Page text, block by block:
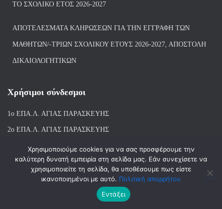
ΤΟ ΣΧΟΛΙΚΌ ΈΤΟΣ 2026-2027
ΑΠΟΤΕΛΈΣΜΑΤΑ ΚΛΗΡΏΣΕΩΝ ΓΙΑ ΤΗΝ ΕΓΓΡΑΦΉ ΤΩΝ
ΜΑΘΗΤΏΝ/-ΤΡΙΏΝ ΣΧΟΛΙΚΟΎ ΈΤΟΥΣ 2026-2027, ΑΠΟΣΤΟΛΉ
ΔΙΚΑΙΟΛΟΓΗΤΙΚΏΝ
Χρήσιμοι σύνδεσμοι
1ο ΕΠΑ.Λ. ΑΓΙΑΣ ΠΑΡΑΣΚΕΥΗΣ
2ο ΕΠΑ.Λ. ΑΓΙΑΣ ΠΑΡΑΣΚΕΥΗΣ
1ο Ε.Κ. ΑΓΙΑΣ ΠΑΡΑΣΚΕΥΗΣ
ΒΙΒΛΙΟΘΗΚΗ 1ου & 2ου ΕΠΑΛ ΑΓΙΑΣ ΠΑΡΑΣΚΕΥΗΣ
Χρησιμοποιούμε cookies για να σας προσφέρουμε την
καλύτερη δυνατή εμπειρία στη σελίδα μας. Εάν συνεχίσετε να
χρησιμοποιείτε τη σελίδα, θα υποθέσουμε πως είστε
ικανοποιημένοι με αυτό. Πολιτική απορρήτου
Εντάξει